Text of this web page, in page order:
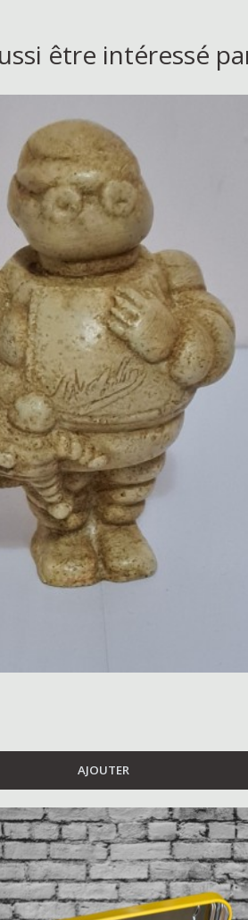
être intéressé
AJOUTER